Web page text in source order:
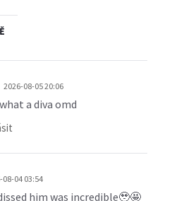
2026-08-05 20:06
a diva omd
08-04 03:54
him was incredible🥹🤩